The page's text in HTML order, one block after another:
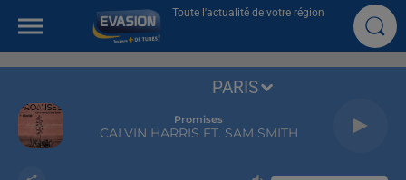
Toute l'actualité de votre région
Promises
CALVIN HARRIS FT. SAM SMITH
PARIS